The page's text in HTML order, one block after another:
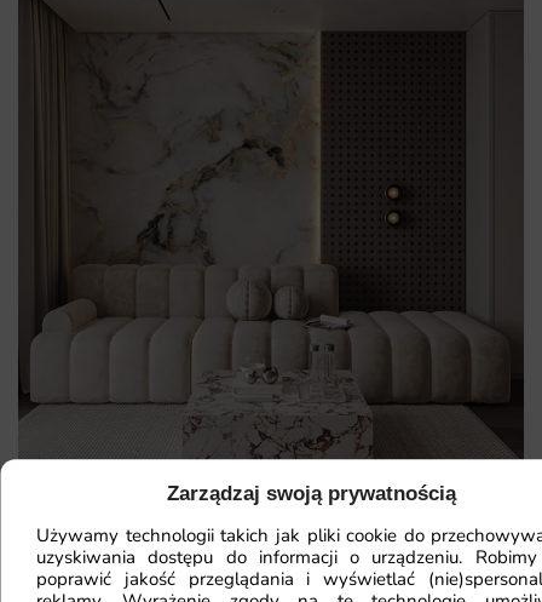
Zarządzaj swoją prywatnością
Używamy technologii takich jak pliki cookie do
uzyskiwania dostępu do informacji o urządzeniu.
poprawić jakość przeglądania i wyświetlać
Mam ścianę o nietypowym kształcie,
czy da się na niej położyć